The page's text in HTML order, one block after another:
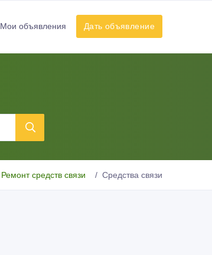
Мои объявления Дать объявление
Ремонт средств связи Средства связи